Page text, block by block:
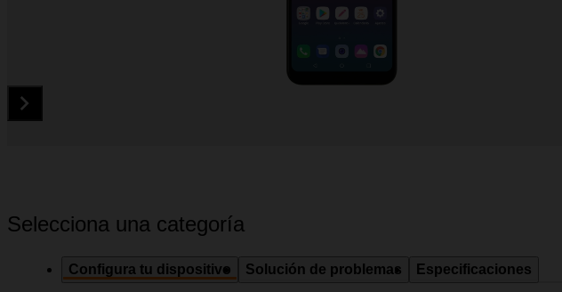
Selecciona una categoría
Configura tu dispositivo Solución de problemas Especificaciones